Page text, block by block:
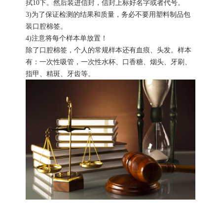
拭10下。然后装进信封，信封上标好名字或者代号。
3)为了保证检测的结果和质量，务必不要用塑料制品包
装口腔棉签。
4)注意将每个样本单放置！
除了口腔棉签，个人的常规样本还有血痕、头发。样本
有：一次性吸管，一次性水杯、口香糖、烟头、牙刷、
指甲、精斑、牙齿等。